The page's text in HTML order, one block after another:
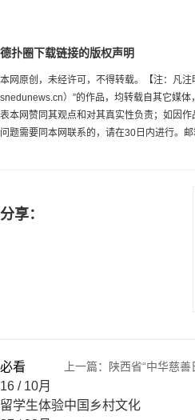
德扑圈下载链接的版权声明
本网原创，未经许可，不得转载。【注：凡注
snedunews.cn）”的作品，均转载自其它媒
表本网赞同其观点和对其真实性负责；如因
问题需要同本网联系的，请在30日内进行。邮
分享：
上一篇： 陕西省“中华慈善
必看
16 / 10月
留学生体验中国乡村文化